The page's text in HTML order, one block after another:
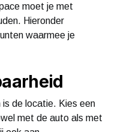
moet je met
Hieronder
waarmee je
is de locatie. Kies een
met de auto als met